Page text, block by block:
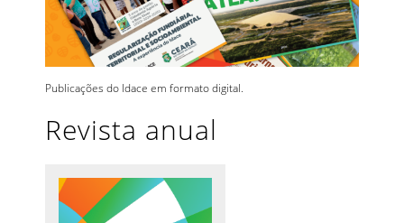
Publicações do Idace em formato digital.
Revista anual